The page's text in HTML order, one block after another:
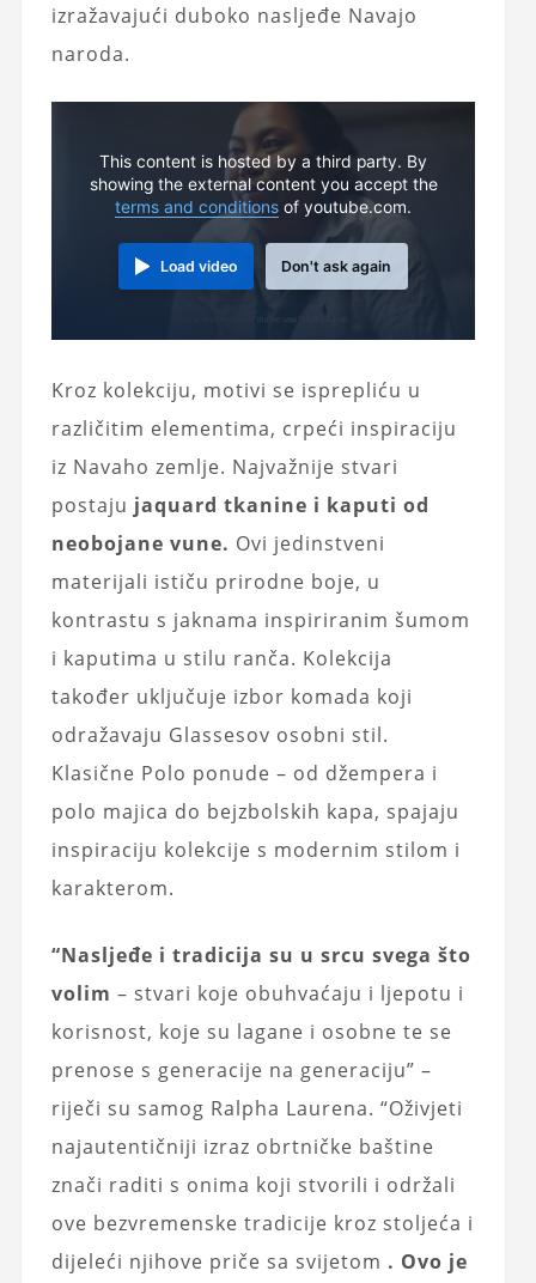
izražavajući duboko nasljeđe Navajo
naroda.
This content is hosted by a third party. By
showing the external content you accept the
terms and conditions of youtube.com.
Load video Don't ask again
Kroz kolekciju, motivi se isprepliću u
različitim elementima, crpeći inspiraciju
iz Navaho zemlje. Najvažnije stvari
postaju jaquard tkanine i kaputi od
neobojane vune. Ovi jedinstveni
materijali ističu prirodne boje, u
kontrastu s jaknama inspiriranim šumom
i kaputima u stilu ranča. Kolekcija
također uključuje izbor komada koji
odražavaju Glassesov osobni stil.
Klasične Polo ponude – od džempera i
polo majica do bejzbolskih kapa, spajaju
inspiraciju kolekcije s modernim stilom i
karakterom.
“Nasljeđe i tradicija su u srcu svega što
volim – stvari koje obuhvaćaju i ljepotu i
korisnost, koje su lagane i osobne te se
prenose s generacije na generaciju” –
riječi su samog Ralpha Laurena. “Oživjeti
najautentičniji izraz obrtničke baštine
znači raditi s onima koji stvorili i održali
ove bezvremenske tradicije kroz stoljeća i
dijeleći njihove priče sa svijetom . Ovo je